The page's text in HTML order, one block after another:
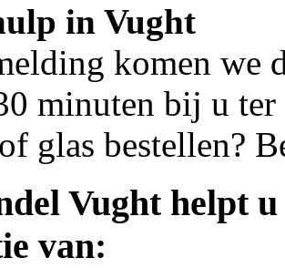
in Vught
komen we
minuten bij u ter
glas bestellen?
Vught helpt
van: